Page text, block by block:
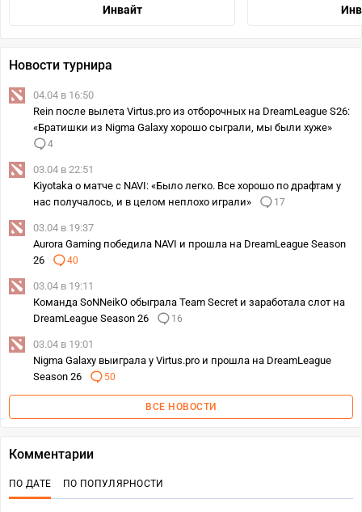
Инвайт
Новости турнира
04.04 в 16:50
Rein после вылета Virtus.pro из отборочных на DreamLeague S26:
«Братишки из Nigma Galaxy хорошо сыграли, мы были хуже»
4
03.04 в 22:51
Kiyotaka о матче с NAVI: «Было легко. Все хорошо по драфтам у
нас получалось, и в целом неплохо играли»
17
03.04 в 19:37
Aurora Gaming победила NAVI и прошла на DreamLeague Season
26
40
03.04 в 19:11
Команда SoNNeikO обыграла Team Secret и заработала слот на
DreamLeague Season 26
16
03.04 в 19:01
Nigma Galaxy выиграла у Virtus.pro и прошла на DreamLeague
Season 26
50
ВСЕ НОВОСТИ
Комментарии
ПО ДАТЕ ПО ПОПУЛЯРНОСТИ